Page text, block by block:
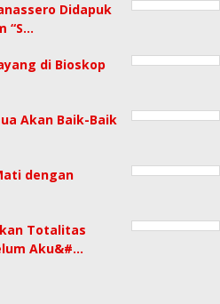
Didapuk
“S…
di Bioskop
Akan Baik-Baik
dengan
Totalitas
Aku&#…